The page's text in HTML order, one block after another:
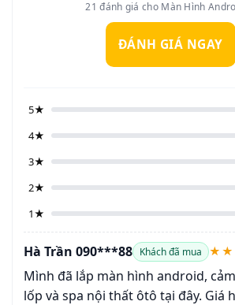
21 đánh giá cho Màn Hình
ĐÁNH GIÁ NGAY
5★
4★
3★
2★
1★
Hà Trần 090***88 Khách đã mua
Mình đã lắp màn hình android,
lốp và spa nội thất ôtô tại đây. Giá